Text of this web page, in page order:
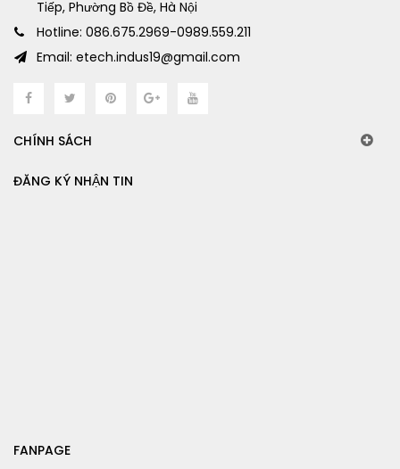
Tiếp, Phường Bồ Đề, Hà Nội
Hotline: 086.675.2969-0989.559.211
Email: etech.indus19@gmail.com
CHÍNH SÁCH
ĐĂNG KÝ NHẬN TIN
FANPAGE